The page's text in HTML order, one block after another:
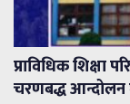
प्राविधिक शिक्षा
चरणबद्ध आन्दोलन